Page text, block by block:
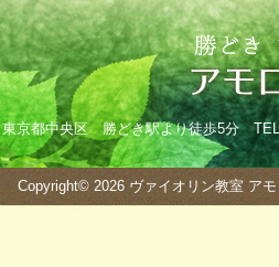
東京都中央区 勝どき駅より徒歩5分
Copyright© 2026 ヴァイオリン教室 ア